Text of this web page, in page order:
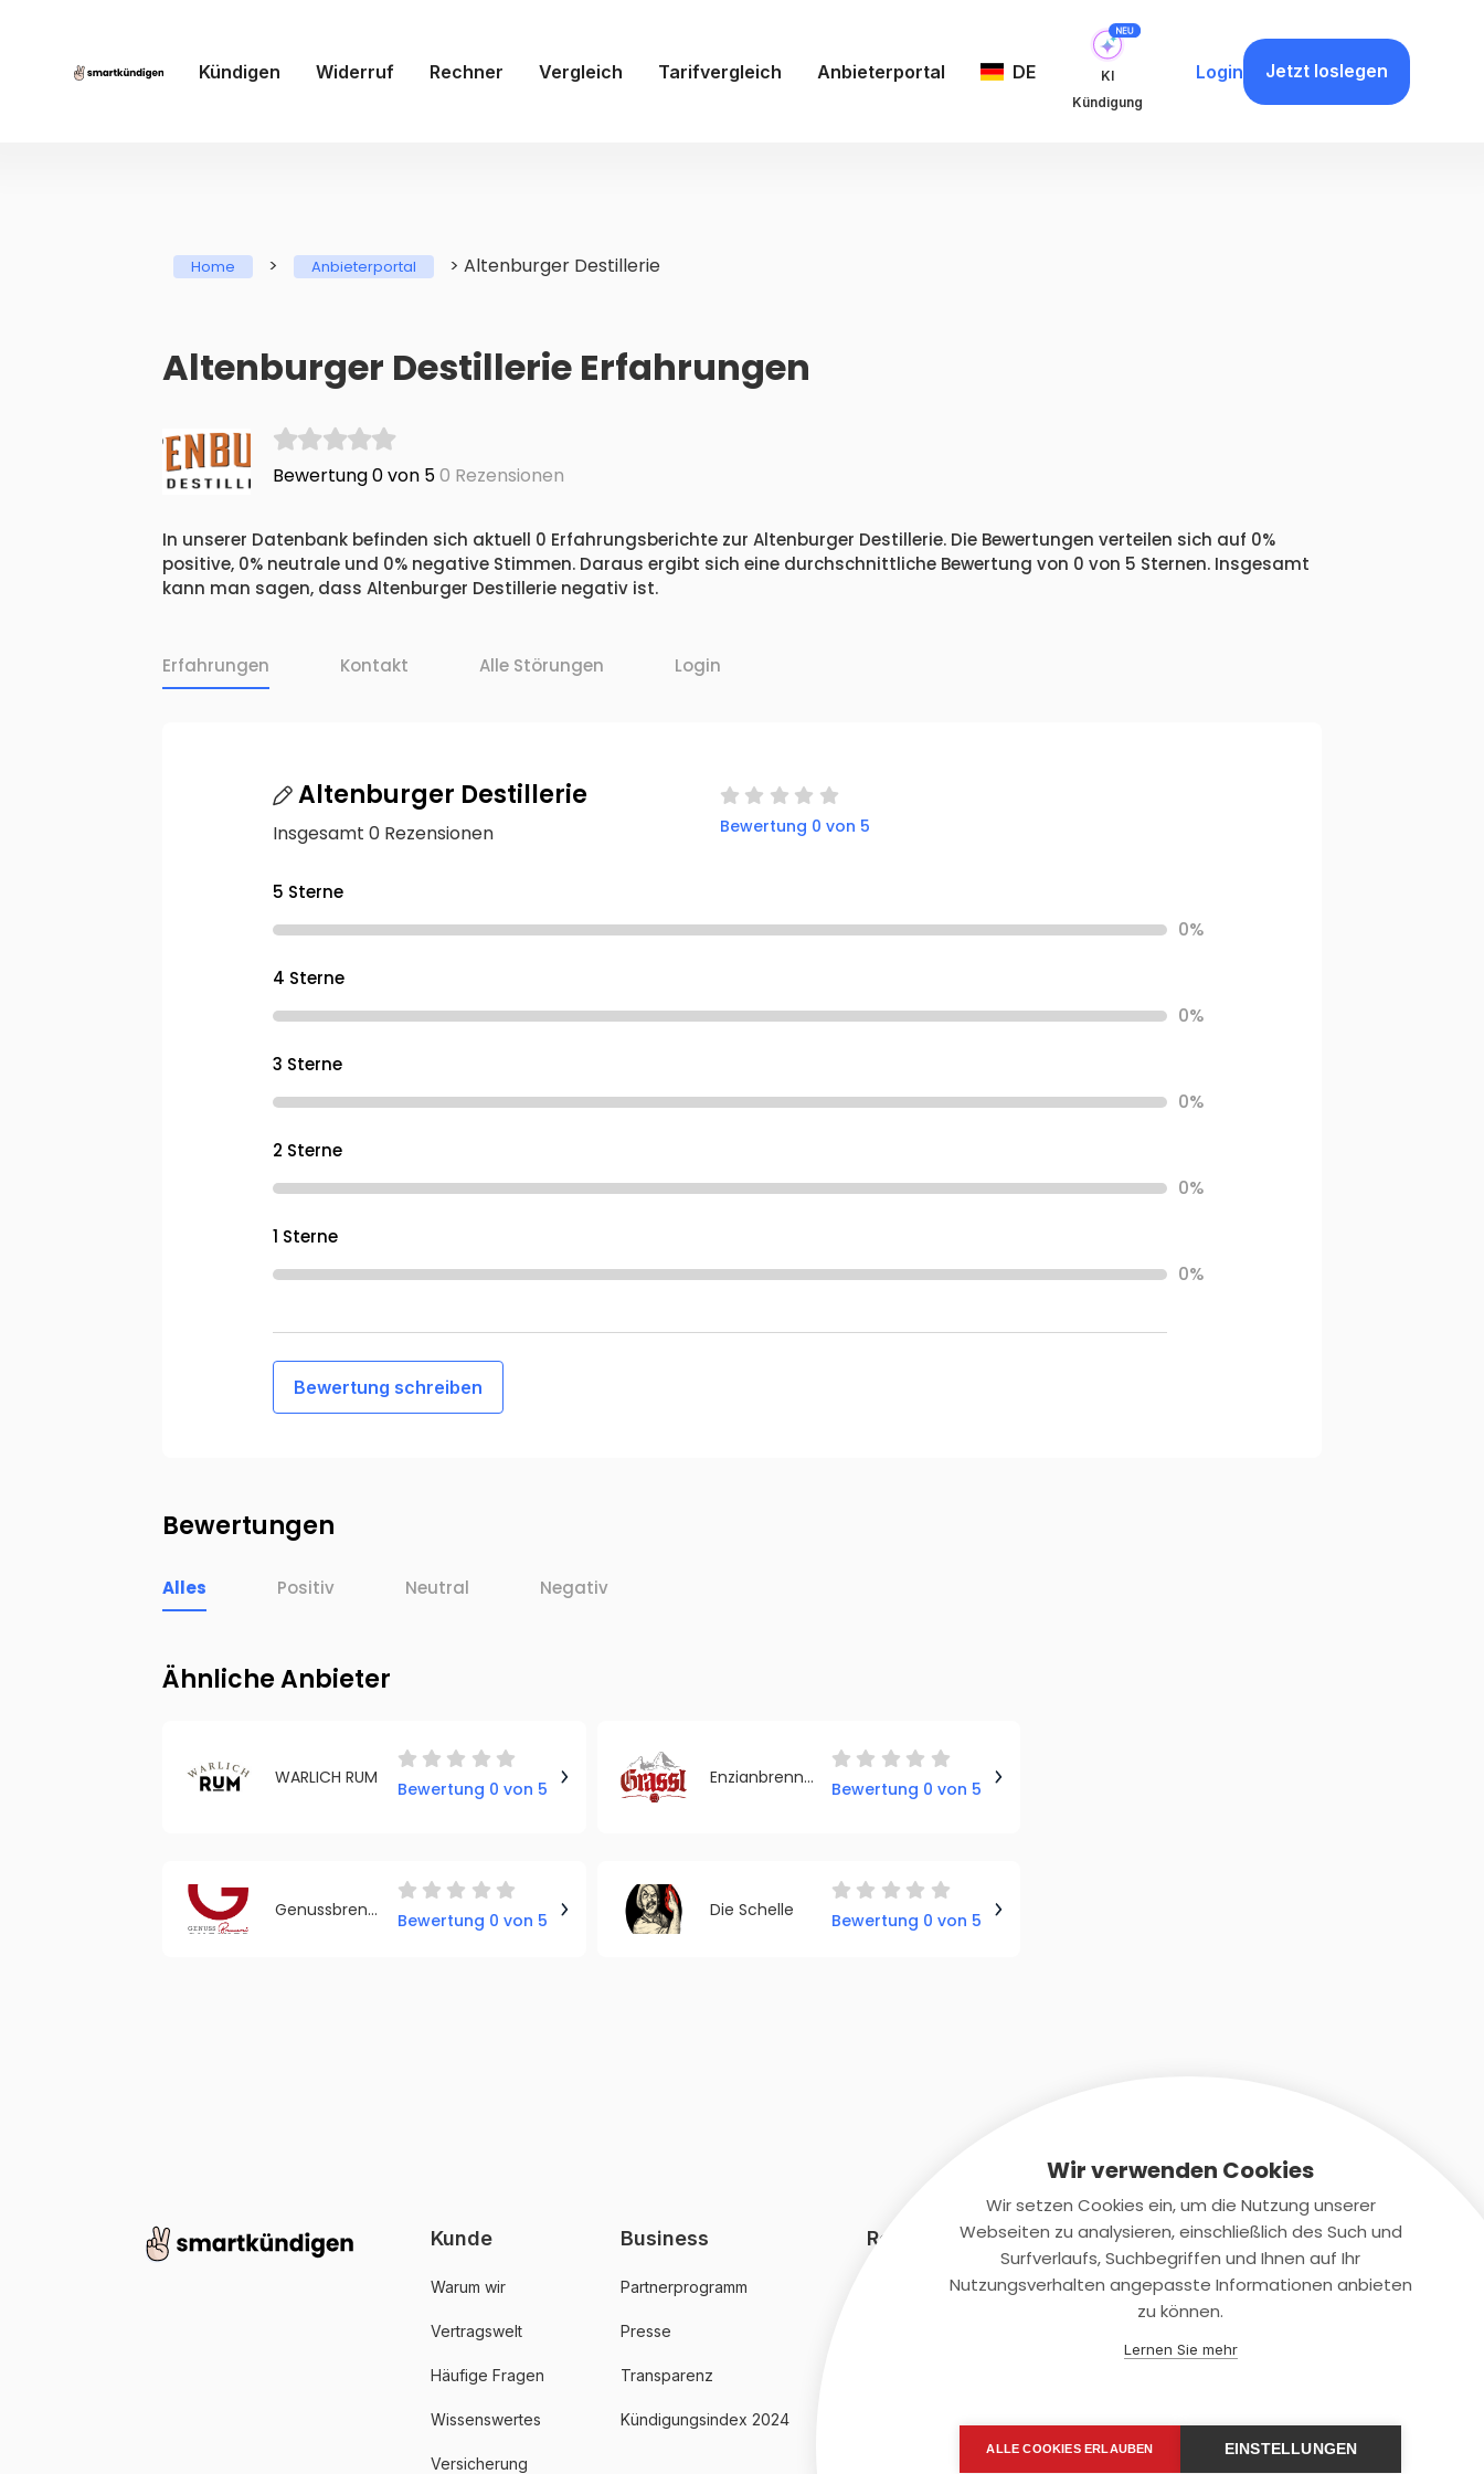
Kündigen Widerruf Rechner Vergleich Tarifvergleich Anbieterportal DE
KI
Kündigung
Login Jetzt loslegen
Home > Anbieterportal > Altenburger Destillerie
Altenburger Destillerie Erfahrungen
Bewertung 0 von 50 Rezensionen
In unserer Datenbank befinden sich aktuell 0 Erfahrungsberichte zur Altenburger Destillerie. Die Bewertungen verteilen sich auf 0%
positive, 0% neutrale und 0% negative Stimmen. Daraus ergibt sich eine durchschnittliche Bewertung von 0 von 5 Sternen. Insgesamt
kann man sagen, dass Altenburger Destillerie negativ ist.
Erfahrungen Kontakt Alle Störungen Login
Altenburger Destillerie
Insgesamt 0 Rezensionen Bewertung 0 von 5
5 Sterne
0%
4 Sterne
0%
3 Sterne
0%
2 Sterne
0%
1 Sterne
0%
Bewertung schreiben
Bewertungen
Alles Positiv Neutral Negativ
Ähnliche Anbieter
WARLICH RUM
Bewertung 0 von 5
Enzianbrennerei Grassl
Bewertung 0 von 5
Genussbrennerei Gmeiner
Bewertung 0 von 5
Die Schelle
Bewertung 0 von 5
Kunde
Warum wir
Vertragswelt
Häufige Fragen
Wissenswertes
Versicherung
Business
Partnerprogramm
Presse
Transparenz
Kündigungsindex 2024
Rechtliches Kontaktiere uns
+(49)2131/708-4280
Wir verwenden Cookies
Wir setzen Cookies ein, um die Nutzung unserer
Webseiten zu analysieren, einschließlich des Such und
Surfverlaufs, Suchbegriffen und Ihnen auf Ihr
Nutzungsverhalten angepasste Informationen anbieten
zu können.
Lernen Sie mehr
ALLE COOKIES ERLAUBEN EINSTELLUNGEN